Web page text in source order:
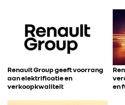
Renault Group geeft voorrang
aan elektrificatie en
verkoopkwaliteit
en